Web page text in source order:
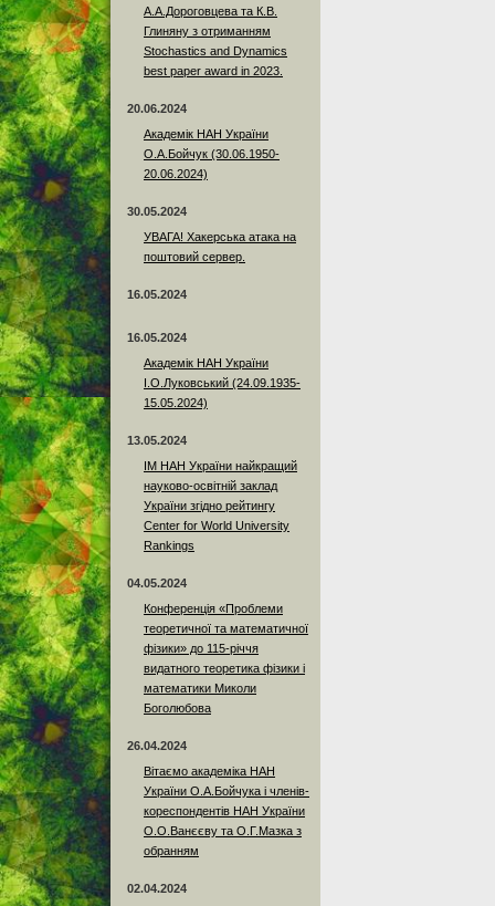
А.А.Дороговцева та К.В.
Глиняну з отриманням
Stochastics and Dynamics
best paper award in 2023.
20.06.2024
Академік НАН України
О.А.Бойчук (30.06.1950-
20.06.2024)
30.05.2024
УВАГА! Хакерська атака на
поштовий сервер.
16.05.2024
16.05.2024
Академік НАН України
І.О.Луковський (24.09.1935-
15.05.2024)
13.05.2024
ІМ НАН України найкращий
науково-освітній заклад
України згідно рейтингу
Center for World University
Rankings
04.05.2024
Конференція «Проблеми
теоретичної та математичної
фізики» до 115-річчя
видатного теоретика фізики і
математики Миколи
Боголюбова
26.04.2024
Вітаємо академіка НАН
України О.А.Бойчука і членів-
кореспондентів НАН України
О.О.Ванєєву та О.Г.Мазка з
обранням
02.04.2024